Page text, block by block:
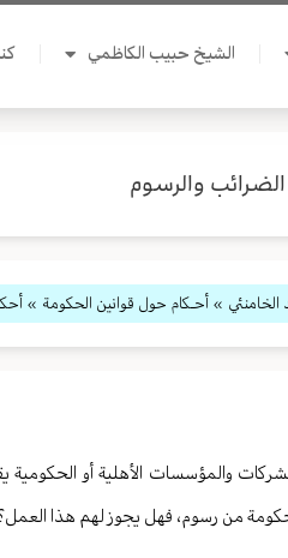
الشيخ حبيب الكاظمي
والرسوم
» أحـكام حول قوانين الحكومة »
والمؤسسات الأهلیة أو الحکومیة
من رسوم، فهل یجوز لهم هذا